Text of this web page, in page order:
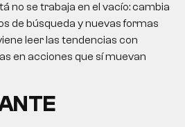
no se trabaja en el vacío: cambia
de búsqueda y nuevas formas
leer las tendencias con
en acciones que sí muevan